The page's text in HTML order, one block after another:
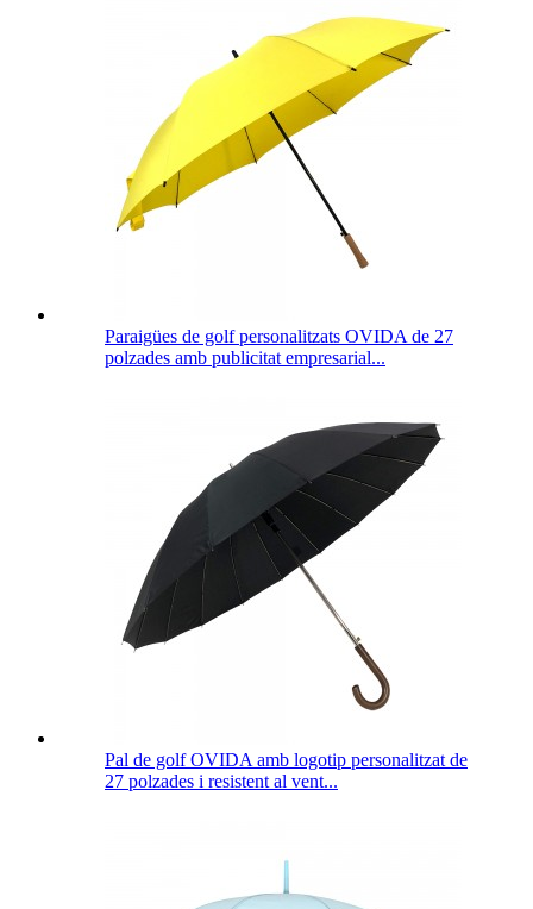
Paraigües de golf personalitzats OVIDA de 27
polzades amb publicitat empresarial...
Pal de golf OVIDA amb logotip personalitzat de
27 polzades i resistent al vent...